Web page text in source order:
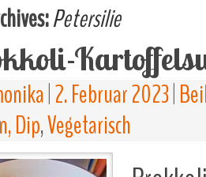
Petersilie
2. Februar 2023
Dip,Vegetarisch